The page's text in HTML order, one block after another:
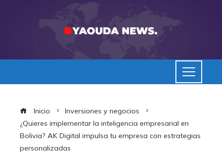
Inicio
Inversiones y negocios
¿Quieres implementar la inteligencia empresarial en
Bolivia? AK Digital impulsa tu empresa con estrategias
personalizadas